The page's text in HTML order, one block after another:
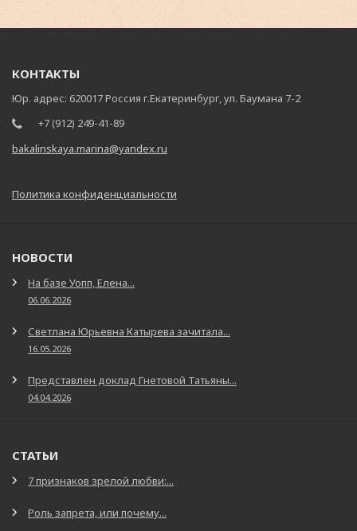
КОНТАКТЫ
Юр. адрес: 620017 Россия г.Екатеринбург, ул. Баумана 7-2
+7 (912) 249-41-89
bakalinskaya.marina@yandex.ru
Политика конфиденциальности
НОВОСТИ
На базе Уопп, Елена...
06.06.2026
Светлана Юрьевна Катырева зачитала...
16.05.2026
Представлен доклад Гнетовой Татьяны...
04.04.2026
СТАТЬИ
7 признаков зрелой любви:...
Роль запрета, или почему...